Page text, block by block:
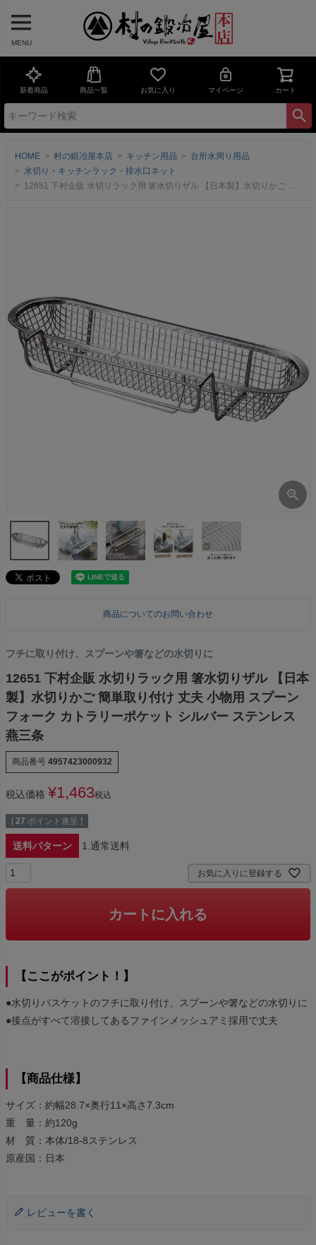
MENU
新着商品 商品一覧 お気に入り マイページ カート
HOME 村の鍛冶屋本店 キッチン用品
台所水周り用品
水切り・キッチンラック・排水口ネット
12651 下村企販 水切りラック用 箸水切りザル 【日本製】水切りかご 簡単取り付け 丈夫 小物用 スプーン フォーク カトラリーポケット シルバー ステンレス 燕三条
商品についてのお問い合わせ
フチに取り付け、スプーンや箸などの水切りに
12651 下村企販 水切りラック用 箸水切りザル 【日本
製】水切りかご 簡単取り付け 丈夫 小物用 スプーン
フォーク カトラリーポケット シルバー ステンレス
燕三条
商品番号 4957423000932
税込価格 ¥1,463税込
[ 27 ポイント進呈 ]
送料パターン 1.通常送料
お気に入りに登録する
カートに入れる
【ここがポイント！】
●水切りバスケットのフチに取り付け、スプーンや箸などの水切りに
●接点がすべて溶接してあるファインメッシュアミ採用で丈夫
【商品仕様】
サイズ：約幅28.7×奥行11×高さ7.3cm
重 量：約120g
材 質：本体/18-8ステンレス
原産国：日本
レビューを書く